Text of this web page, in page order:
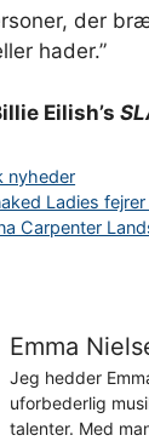
der
hader.”
Eilish’s
nyheder
Ladies
Carpenter
Emma
Jeg hedder
uforbederlig
talenter. Med